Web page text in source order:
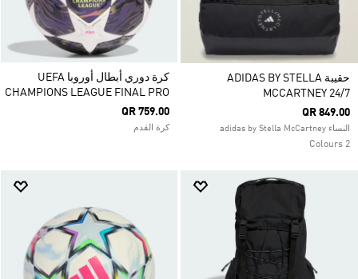
حقيبة ADIDAS BY STELLA
MCCARTNEY 24/7
QR 849.00
النساء adidas by Stella McCartney
2 Colours
كرة دوري أبطال أوروبا UEFA
CHAMPIONS LEAGUE FINAL PRO
QR 759.00
كرة القدم